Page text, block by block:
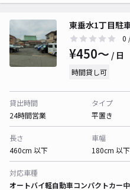
東垂水1丁目駐
0
¥450〜 / 日
時間貸し可
貸出時間
24時間営業
タイプ
平置き
長さ
460cm 以下
車幅
180cm 以下
対応車種
オートバイ軽自動車コンパクトカー